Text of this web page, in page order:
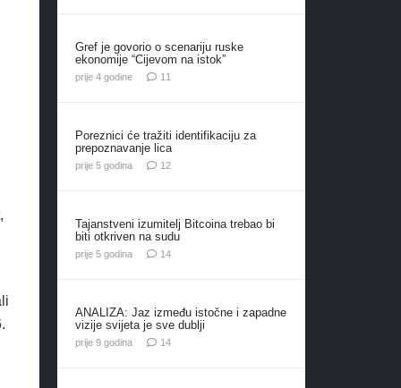
Gref je govorio o scenariju ruske
ekonomije “Cijevom na istok”
prije 4 godine 11
Poreznici će tražiti identifikaciju za
prepoznavanje lica
prije 5 godina 12komentara
Tajanstveni izumitelj Bitcoina trebao bi
biti otkriven na sudu
prije 5 godina 14komentara
ANALIZA: Jaz između istočne i zapadne
vizije svijeta je sve dublji
prije 9 godina 14komentara